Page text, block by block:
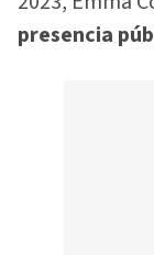
presencia